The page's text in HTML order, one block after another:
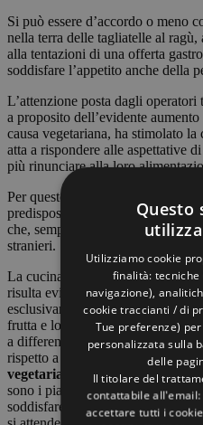
Si può essere d’accordo o meno
nella terra delle tagliatelle al
alla tentazioni di una offerta
soddisfare l’appetito anche della
L’attenzione posta dagli operatori
a proposito dell’evidente
causa vegetariana, ha stimolato
atta a rispondere alle aspettative
più rinunciare alla loro
Per questo ci sono
hotel a
predisposto degli speciali menù
che, sempre più spesso, vengono
stranieri.
La cucina vegetariana
risulta evidente, non include
esclusivamente prodotti della
frutta e loro derivati (ad esempio
a differenza del veganesimo che
rispetto a questa alimentazione,
vegetariani
, deve avere uno
sono i piatti che compongono un
soddisfare le aspettative di un
Questo
Utilizziamo cookie
finalità:
navigazione),
cookie traccianti / di
Tue preferenze)
personalizzata sulla
delle
Il titolare del
contattabile all'email:
accettare tutti i